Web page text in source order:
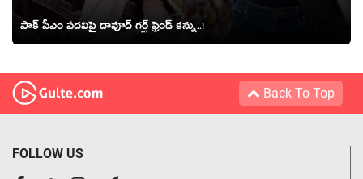
పాక్ పీఎం పదవిపై దావూద్ గర్ల్ ఫ్రెండ్ కన్ను..!
Back To Top
FOLLOW US